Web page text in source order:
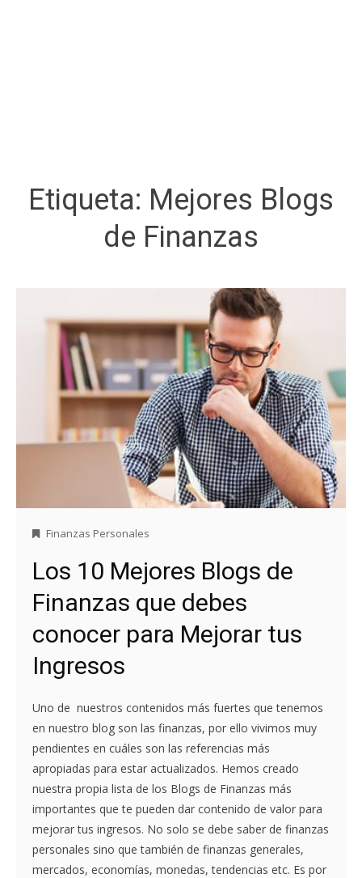
Etiqueta: Mejores Blogs
de Finanzas
Finanzas Personales
Los 10 Mejores Blogs de
Finanzas que debes
conocer para Mejorar tus
Ingresos
Uno de nuestros contenidos más fuertes que tenemos
en nuestro blog son las finanzas, por ello vivimos muy
pendientes en cuáles son las referencias más
apropiadas para estar actualizados. Hemos creado
nuestra propia lista de los Blogs de Finanzas más
importantes que te pueden dar contenido de valor para
mejorar tus ingresos. No solo se debe saber de finanzas
personales sino que también de finanzas generales,
mercados, economías, monedas, tendencias etc. Es por